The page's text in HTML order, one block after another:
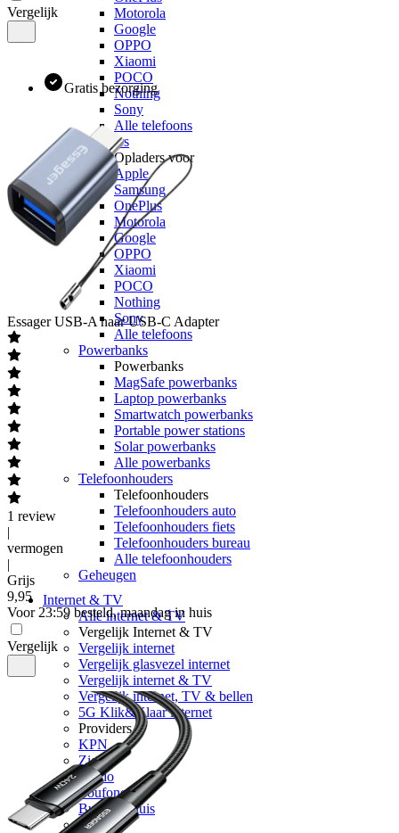
Motorola
Google
OPPO
Xiaomi
POCO
Nothing
Sony
Alle telefoons
Opladers
Opladers voor
Apple
Samsung
OnePlus
Motorola
Google
OPPO
Xiaomi
POCO
Nothing
Sony
Alle telefoons
Powerbanks
Powerbanks
MagSafe powerbanks
Laptop powerbanks
Smartwatch powerbanks
Portable power stations
Solar powerbanks
Alle powerbanks
Telefoonhouders
Telefoonhouders
Telefoonhouders auto
Telefoonhouders fiets
Telefoonhouders bureau
Alle telefoonhouders
Geheugen
Internet & TV
Alle internet & TV
Vergelijk Internet & TV
Vergelijk internet
Vergelijk glasvezel internet
Vergelijk internet & TV
Vergelijk internet, TV & bellen
5G Klik&Klaar internet
Providers
KPN
Ziggo
Odido
Youfone
Budget Thuis
Delta
Vergelijk
Gratis bezorging
Essager USB-A naar USB-C Adapter
1 review
|
vermogen
|
Grijs
9,95
Voor 23:59 besteld, maandag in huis
Vergelijk